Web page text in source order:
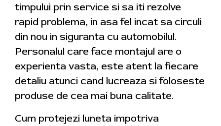
timpului prin service si sa iti rezolve
rapid problema, in asa fel incat sa circuli
din nou in siguranta cu automobilul.
Personalul care face montajul are o
experienta vasta, este atent la fiecare
detaliu atunci cand lucreaza si foloseste
produse de cea mai buna calitate.
Cum protejezi luneta impotriva